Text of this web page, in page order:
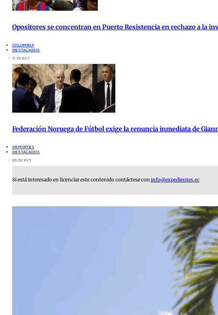
Opositores se concentran en Puerto Resistencia en rechazo a la
COLOMBIA
DESTACADOS
11:39 ECT
Federación Noruega de Fútbol exige la renuncia inmediata de
DEPORTES
DESTACADOS
09:52 ECT
Si está interesado en licenciar este contenido contáctese coninfo@expedientes.ec